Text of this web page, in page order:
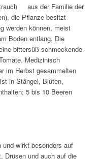
aus der Familie der
die Pflanze besitzt
werden können, meist
Boden entlang. Die
bittersüß schmeckende
Medizinisch
im Herbst gesammelten
in Stängel, Blüten,
5 bis 10 Beeren
wirkt besonders auf
Drüsen und auch auf die